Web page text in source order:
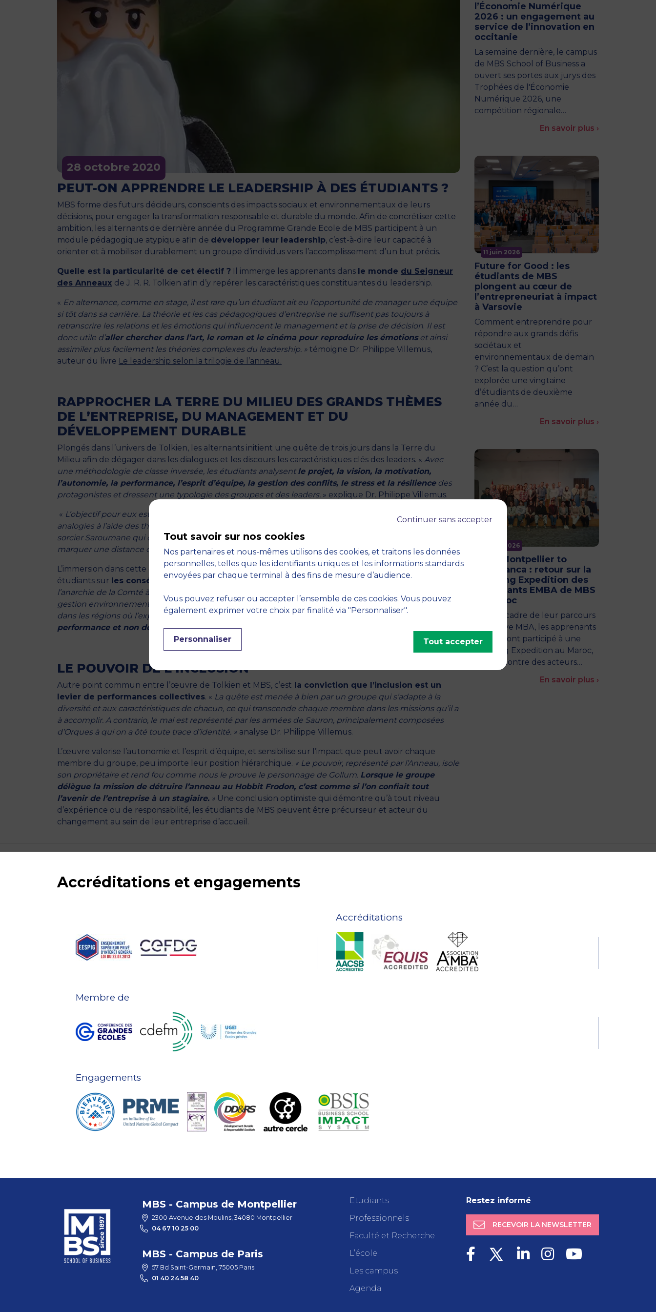
28 octobre2020
PEUT-ON APPRENDRE LE LEADERSHIP À DES ÉTUDIANTS ?
MBS forme des futurs décideurs, conscients des impacts sociaux et environnementaux de leurs
décisions, pour engager la transformation responsable et durable du monde. Afin de concrétiser cette
ambition, les alternants de dernière année du Programme Grande Ecole de MBS participent à un
module pédagogique atypique afin de développer leur leadership, c’est-à-dire leur capacité à
orienter et à mobiliser durablement un groupe d’individus vers l’accomplissement d’un but précis.
Quelle est la particularité de cet électif ? Il immerge les apprenants dans le monde du Seigneur
des Anneaux de J. R. R. Tolkien afin d’y repérer les caractéristiques constituantes du leadership.
« En alternance, comme en stage, il est rare qu’un étudiant ait eu l’opportunité de manager une équipe
si tôt dans sa carrière. La théorie et les cas pédagogiques d’entreprise ne suffisent pas toujours à
retranscrire les relations et les émotions qui influencent le management et la prise de décision. Il est
donc utile d’aller chercher dans l’art, le roman et le cinéma pour reproduire les émotionset ainsi
assimiler plus facilement les théories complexes du leadership. » témoigne Dr. Philippe Villemus,
auteur du livre Le leadership selon la trilogie de l’anneau.
RAPPROCHER LA TERRE DU MILIEU DES GRANDS THÈMES
DE L’ENTREPRISE, DU MANAGEMENT ET DU
DÉVELOPPEMENT DURABLE
Plongés dans l’univers de Tolkien, les alternants initient une quête de trois jours dans la Terre du
Milieu afin de dégager dans les dialogues et les discours les caractéristiques clés des leaders. « Avec
une méthodologie de classe inversée, les étudiants analysent le projet, la vision, la motivation,
l’autonomie, la performance, l’esprit d’équipe, la gestion des conflits, le stress et la résiliencedes
protagonistes et dressent une typologie des groupes et des leaders. » explique Dr. Philippe Villemus.
« L’objectif pour eux est de reconnaitre les similitudes entre la fiction et la réalité, et de repérer des
analogies à l’aide des théories managériales. Par exemple, les étudiants assimilent assez rapidement le
sorcier Saroumane qui dirige ses équipes du haut de sa tour, à un PDG et leader négatif qui souhaiterait
marquer une distance d’informations avec ses équipes.»
L’immersion dans cette œuvre complète permet notamment de développer le sens critique des
étudiants sur les conséquences de la politique et de la gestion environnementale. «De
l’anarchie de la Comté à la dictature industrielle des Orques, tous les régimes sont représentés et la
gestion environnementale de la Terre du Milieu créé des paysages de plus en plus arides et dévastés
dans les régions où l’exploitation des ressources par les Orques n’est motivée que par un objectif de
performance et non de durabilité.» précise le professeur.
LE POUVOIR DE L’INCLUSION
Autre point commun entre l’œuvre de Tolkien et MBS, c’est la conviction que l’inclusion est un
levier de performances collectives. « La quête est menée à bien par un groupe qui s’adapte à la
diversité et aux caractéristiques de chacun, ce qui transcende chaque membre dans les missions qu’il a
à accomplir. A contrario, le mal est représenté par les armées de Sauron, principalement composées
d’Orques à qui on a ôté toute trace d’identité. » analyse Dr. Philippe Villemus.
L’œuvre valorise l’autonomie et l’esprit d’équipe, et sensibilise sur l’impact que peut avoir chaque
membre du groupe, peu importe leur position hiérarchique. « Le pouvoir, représenté par l’Anneau, isole
son propriétaire et rend fou comme nous le prouve le personnage de Gollum. Lorsque le groupe
délègue la mission de détruire l’anneau au Hobbit Frodon, c’est comme si l’on confiait tout
l’avenir de l’entreprise à un stagiaire. » Une conclusion optimiste qui démontre qu’à tout niveau
d’expérience ou de responsabilité, les étudiants de MBS peuvent être précurseur et acteur du
changement au sein de leur entreprise d’accueil.
l’Économie Numérique
2026 : un engagement au
service de l’innovation en
occitanie
La semaine dernière, le campus
de MBS School of Business a
ouvert ses portes aux jurys des
Trophées de l'Économie
Numérique 2026, une
compétition régionale…
En savoir plus ›
11 juin 2026
Future for Good : les
étudiants de MBS
plongent au cœur de
l’entrepreneuriat à impact
à Varsovie
Comment entreprendre pour
répondre aux grands défis
sociétaux et
environnementaux de demain
? C’est la question qu’ont
explorée une vingtaine
d’étudiants de deuxième
année du…
En savoir plus ›
11 juin 2026
From Montpellier to
Casablanca : retour sur la
Learning Expedition des
apprenants EMBA de MBS
au Maroc
Dans le cadre de leur parcours
Executive MBA, les apprenants
de MBS ont participé à une
Learning Expedition au Maroc,
à la rencontre des acteurs…
En savoir plus ›
Accréditations et engagements
Accréditations
Membre de
Engagements
MBS - Campus de Montpellier
2300 Avenue des Moulins, 34080 Montpellier
04 67 10 25 00
MBS - Campus de Paris
57 Bd Saint-Germain, 75005 Paris
01 40 24 58 40
Etudiants
Professionnels
Faculté et Recherche
L’école
Les campus
Agenda
Restez informé
RECEVOIR LA NEWSLETTER
Continuer sans accepter
Tout savoir sur nos cookies
Nos partenaires et nous-mêmes utilisons des cookies, et traitons les données
personnelles, telles que les identifiants uniques et les informations standards
envoyées par chaque terminal à des fins de mesure d’audience.
Vous pouvez refuser ou accepter l’ensemble de ces cookies. Vous pouvez
également exprimer votre choix par finalité via "Personnaliser".
Personnaliser Tout accepter